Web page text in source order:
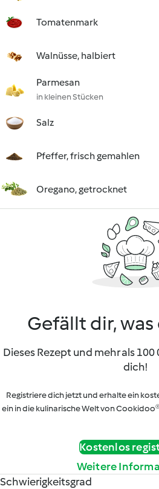
Tomatenmark
Walnüsse, halbiert
Parmesan
in kleinen Stücken
Salz
Pfeffer, frisch gemahlen
Oregano, getrocknet
Gefällt dir, was
Dieses Rezept und mehr als
dich!
Registriere dich jetzt und erhalte ein
ein in die kulinarische Welt von
Kostenlos
Weitere
Schwierigkeitsgrad